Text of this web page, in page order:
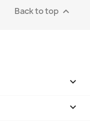
Back to top 

